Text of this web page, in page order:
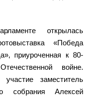
открылась
«Победа
приуроченная к 80-
войне.
заместитель
собрания Алексей